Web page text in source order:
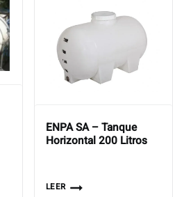
ENPA SA – Tanque
Horizontal 200 Litros
LEER